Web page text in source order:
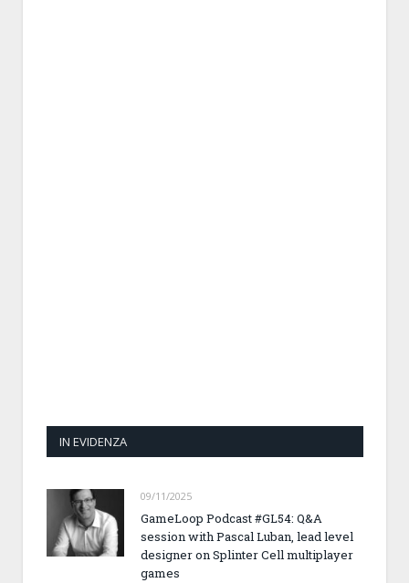
IN EVIDENZA
09/11/2025
GameLoop Podcast #GL54: Q&A
session with Pascal Luban, lead level
designer on Splinter Cell multiplayer
games